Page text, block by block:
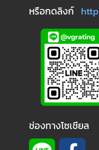
หรือกดลิงก์
ช่องทางโซเชียล